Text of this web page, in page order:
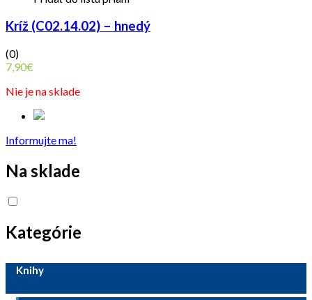
Kríž (C02.14.02) – hnedý
(0)
7,90€
Nie je na sklade
Informujte ma!
Na sklade
Kategórie
Knihy